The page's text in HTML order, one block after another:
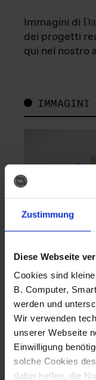
Zustimmung
Diese Webseite
Cookies sind
B. Computer,
werden und
Wir verwenden
unserer Webseite
Einwilligung
solche Cookies
dabei helfen, die
Immagini di
dei progetti
qui nel nostro
IMMAGINI
Fotografo:
Sternbach
Download